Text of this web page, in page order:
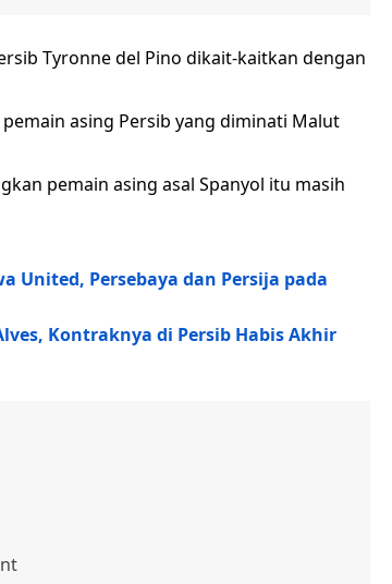
Tyronne del Pino dikait-kaitkan dengan
asing Persib yang diminati Malut
pemain asing asal Spanyol itu masih
United, Persebaya dan Persija pada
Kontraknya di Persib Habis Akhir